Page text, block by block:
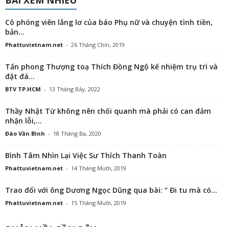
Cô phóng viên lẳng lơ của báo Phụ nữ và chuyện tình tiền,
bản...
Phattuvietnam.net - 26 Tháng Chín, 2019
Tấn phong Thượng toạ Thích Đồng Ngộ kế nhiệm trụ trì và
đặt đá...
BTV TP.HCM - 13 Tháng Bảy, 2022
Thầy Nhật Từ không nên chối quanh mà phải có can đảm
nhận lỗi,...
Đào Văn Bình - 18 Tháng Ba, 2020
Bình Tâm Nhìn Lại Việc Sư Thích Thanh Toàn
Phattuvietnam.net - 14 Tháng Mười, 2019
Trao đổi với ông Dương Ngọc Dũng qua bài: “ Đi tu mà có...
Phattuvietnam.net - 15 Tháng Mười, 2019